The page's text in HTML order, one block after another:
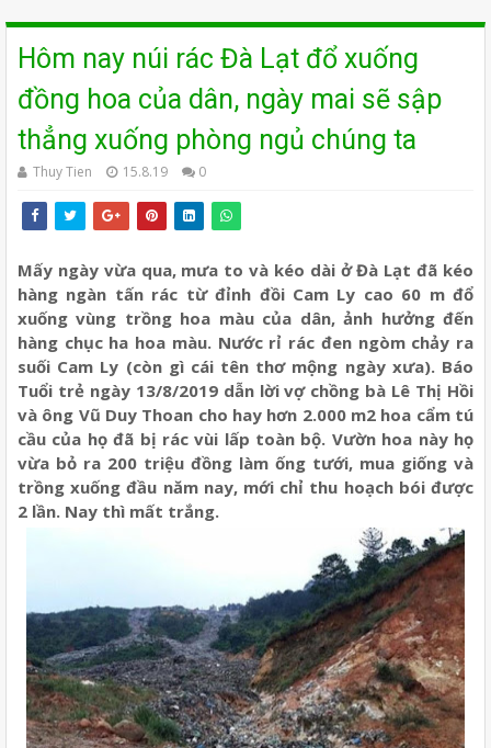
Hôm nay núi rác Đà Lạt đổ xuống
đồng hoa của dân, ngày mai sẽ sập
thẳng xuống phòng ngủ chúng ta
Thuy Tien 15.8.19 0
Mấy ngày vừa qua, mưa to và kéo dài ở Đà Lạt đã kéo
hàng ngàn tấn rác từ đỉnh đồi Cam Ly cao 60 m đổ
xuống vùng trồng hoa màu của dân, ảnh hưởng đến
hàng chục ha hoa màu. Nước rỉ rác đen ngòm chảy ra
suối Cam Ly (còn gì cái tên thơ mộng ngày xưa). Báo
Tuổi trẻ ngày 13/8/2019 dẫn lời vợ chồng bà Lê Thị Hồi
và ông Vũ Duy Thoan cho hay hơn 2.000 m2 hoa cẩm tú
cầu của họ đã bị rác vùi lấp toàn bộ. Vườn hoa này họ
vừa bỏ ra 200 triệu đồng làm ống tưới, mua giống và
trồng xuống đầu năm nay, mới chỉ thu hoạch bói được
2 lần. Nay thì mất trắng.